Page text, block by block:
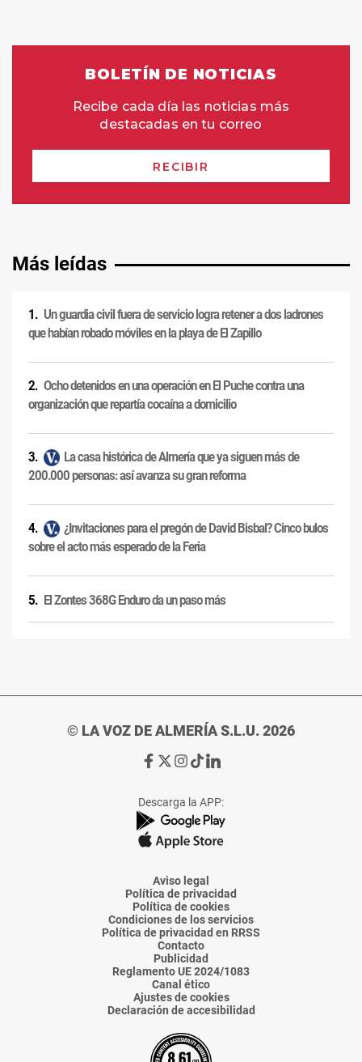
Más leídas
Un guardia civil fuera de servicio logra retener a dos ladrones
que habían robado móviles en la playa de El Zapillo
Ocho detenidos en una operación en El Puche contra una
organización que repartía cocaína a domicilio
La casa histórica de Almería que ya siguen más de
200.000 personas: así avanza su gran reforma
¿Invitaciones para el pregón de David Bisbal? Cinco bulos
sobre el acto más esperado de la Feria
El Zontes 368G Enduro da un paso más
© LA VOZ DE ALMERÍA S.L.U. 2026
Ir
de
La
Voz
Almería
Ir
de
La
Voz
Almería
Ir
de
La
Voz
Almería
Ir
de
La
Voz
Almería
Ir
de
La
Voz
Descarga la APP:
Aviso legal
Política de privacidad
Política de cookies
Condiciones de los servicios
Política de privacidad en RRSS
Contacto
Publicidad
Reglamento UE 2024/1083
Canal ético
Ajustes de cookies
Declaración de accesibilidad